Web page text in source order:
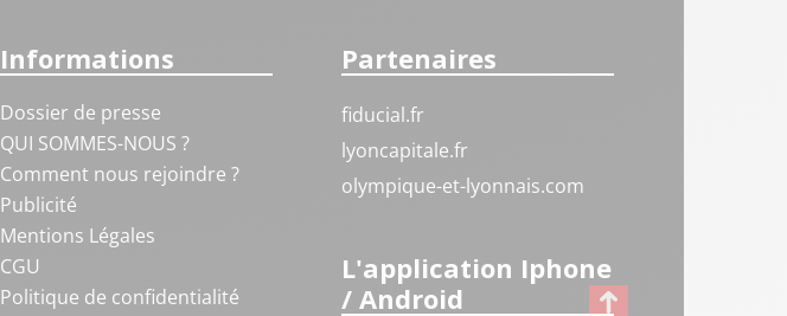
Informations
Dossier de presse
QUI SOMMES-NOUS ?
Comment nous rejoindre ?
Publicité
Mentions Légales
CGU
Politique de confidentialité
Partenaires
fiducial.fr
lyoncapitale.fr
olympique-et-lyonnais.com
L'application Iphone
/ Android